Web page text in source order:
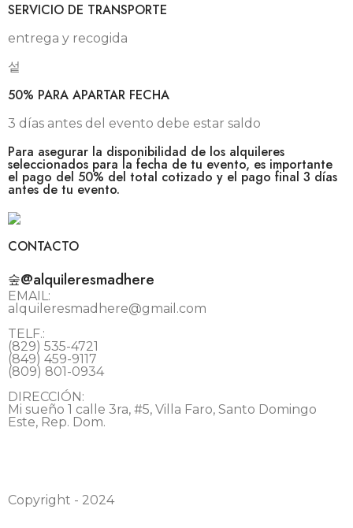
SERVICIO DE TRANSPORTE
entrega y recogida
50% PARA APARTAR FECHA
3 días antes del evento debe estar saldo
Para asegurar la disponibilidad de los alquileres
seleccionados para la fecha de tu evento, es importante
el pago del 50% del total cotizado y el pago final 3 días
antes de tu evento.
CONTACTO
@alquileresmadhere
EMAIL:
alquileresmadhere@gmail.com
TELF.:
(829) 535-4721
(849) 459-9117
(809) 801-0934
DIRECCIÓN:
Mi sueño 1 calle 3ra, #5, Villa Faro, Santo Domingo
Este, Rep. Dom.
Copyright - 2024